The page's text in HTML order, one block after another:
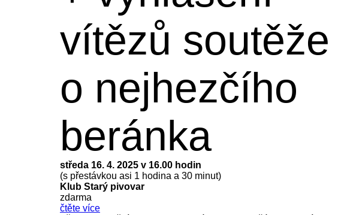
vítězů soutěže
o nejhezčího
beránka
středa 16. 4. 2025 v 16.00 hodin
(s přestávkou asi 1 hodina a 30 minut)
Klub Starý pivovar
zdarma
čtěte více